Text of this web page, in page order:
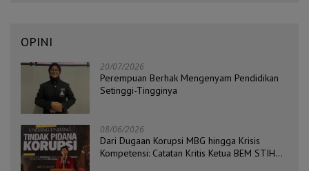
OPINI
20/07/2026
Perempuan Berhak Mengenyam Pendidikan
Setinggi-Tingginya
08/06/2026
Dari Dugaan Korupsi MBG hingga Krisis
Kompetensi: Catatan Kritis Ketua BEM STIH